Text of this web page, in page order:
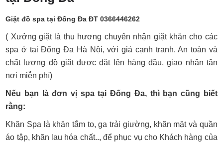
Giặt đồ spa tại Đống Đa ĐT 0366446262
( Xưởng giặt là thu hương chuyên nhận giặt khăn cho các
spa ở tại Đống Đa Hà Nội, với giá cạnh tranh. An toàn và
chất lượng đồ giặt được đặt lên hàng đầu, giao nhận tận
nơi miễn phí)
Nếu bạn là đơn vị spa tại Đống Đa, thì bạn cũng biết
rằng:
Khăn Spa là khăn tắm to, ga trải giường, khăn mặt và quần
áo tập, khăn lau hóa chất.., để phục vụ cho Khách hàng của